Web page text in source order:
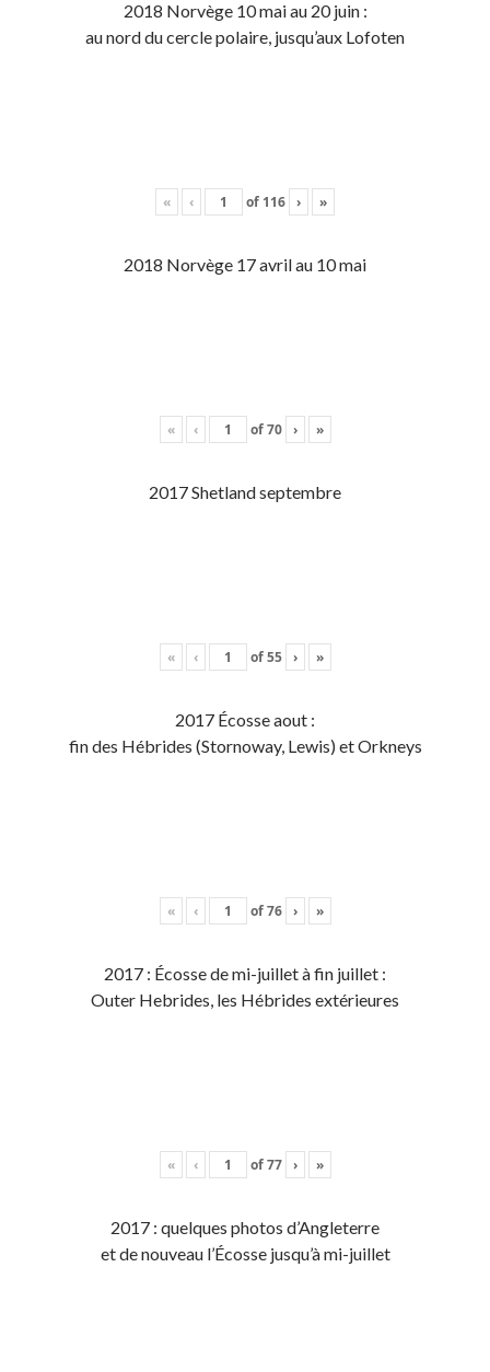
2018 Norvège 10 mai au 20 juin :
au nord du cercle polaire, jusqu’aux Lofoten
« ‹ of 116 › »
2018 Norvège 17 avril au 10 mai
« ‹ of70 › »
2017 Shetland septembre
« ‹ of55 › »
2017 Écosse aout :
fin des Hébrides (Stornoway, Lewis) et Orkneys
« ‹ of76 › »
2017 : Écosse de mi-juillet à fin juillet :
Outer Hebrides, les Hébrides extérieures
« ‹ of77 › »
2017 : quelques photos d’Angleterre
et de nouveau l’Écosse jusqu’à mi-juillet